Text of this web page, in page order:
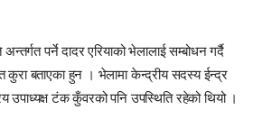
पर्ने दादर एरियाको भेलालाई सम्बोधन गर्दै
बताएका हुन । भेलामा केन्द्रीय सदस्य ईन्द्र
उपाध्यक्ष टंक कुँवरको पनि उपस्थिति रहेको थियो ।